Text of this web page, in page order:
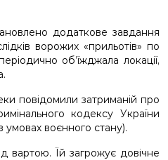
додаткове завдання
ворожих «прильотів» по
об’їжджала локації,
повідомили затриманій про
кодексу України
воєнного стану).
вартою. Їй загрожує довічне